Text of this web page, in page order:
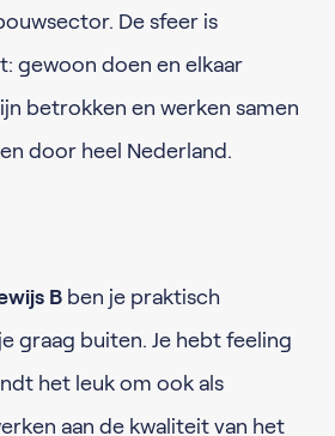
De sfeer is
gewoon doen en elkaar
betrokken en werken samen
door heel Nederland.
B ben je praktisch
graag buiten. Je hebt feeling
het leuk om ook als
aan de kwaliteit van het